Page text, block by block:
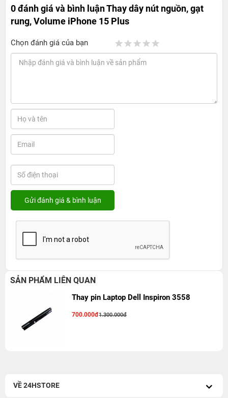
0 đánh giá và bình luậnThay dây nút nguồn, gạt
rung, Volume iPhone 15 Plus
Chọn đánh giá của bạn
SẢN PHẨM LIÊN QUAN
Thay pin Laptop Dell Inspiron 3558
700.000đ1.300.000đ
VỀ 24HSTORE